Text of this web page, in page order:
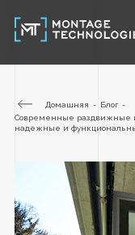
Домашняя
Блог
Современные раздвижные
надежные и